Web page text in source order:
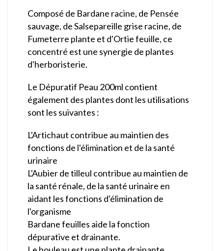
Composé de Bardane racine, de Pensée
sauvage, de Salsepareille grise racine, de
Fumeterre plante et d'Ortie feuille, ce
concentré est une synergie de plantes
d'herboristerie.
Le Dépuratif Peau 200ml contient
également des plantes dont les utilisations
sont les suivantes :
L'Artichaut contribue au maintien des
fonctions de l'élimination et de la santé
urinaire
L'Aubier de tilleul contribue au maintien de
la santé rénale, de la santé urinaire en
aidant les fonctions d'élimination de
l'organisme
Bardane feuilles aide la fonction
dépurative et drainante.